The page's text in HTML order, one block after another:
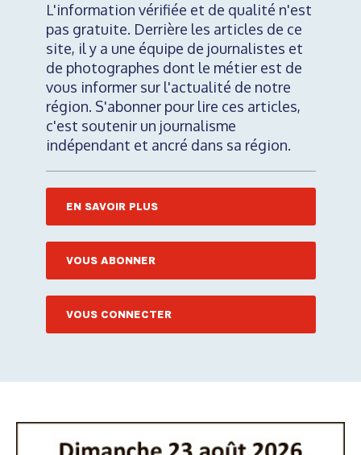
L'information vérifiée et de qualité n'est
pas gratuite. Derrière les articles de ce
site, il y a une équipe de journalistes et
de photographes dont le métier est de
vous informer sur l'actualité de notre
région. S'abonner pour lire ces articles,
c'est soutenir un journalisme
indépendant et ancré dans sa région.
EN SAVOIR PLUS
VOUS ABONNER
VOUS CONNECTER